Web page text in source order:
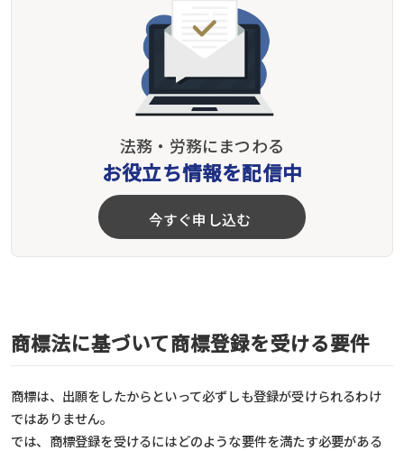
法務・労務にまつわる
お役立ち情報を配信中
今すぐ申し込む
商標法に基づいて商標登録を受ける要件
商標は、出願をしたからといって必ずしも登録が受けられるわけ
ではありません。
では、商標登録を受けるにはどのような要件を満たす必要がある